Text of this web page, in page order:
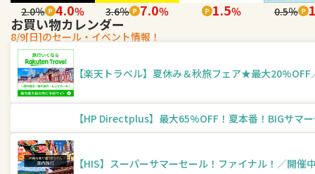
2.0％ 4.0％ 3.6％ 7.0％ 1.5％ 0.5％
お買い物カレンダー
8/9[日]のセール・イベント情報！
【楽天トラベル】夏休み＆秋旅フェア★最大
【HP Directplus】最大65%OFF！夏本番！BIGサマ
【HIS】スーパーサマーセール！ファイナル！／開催